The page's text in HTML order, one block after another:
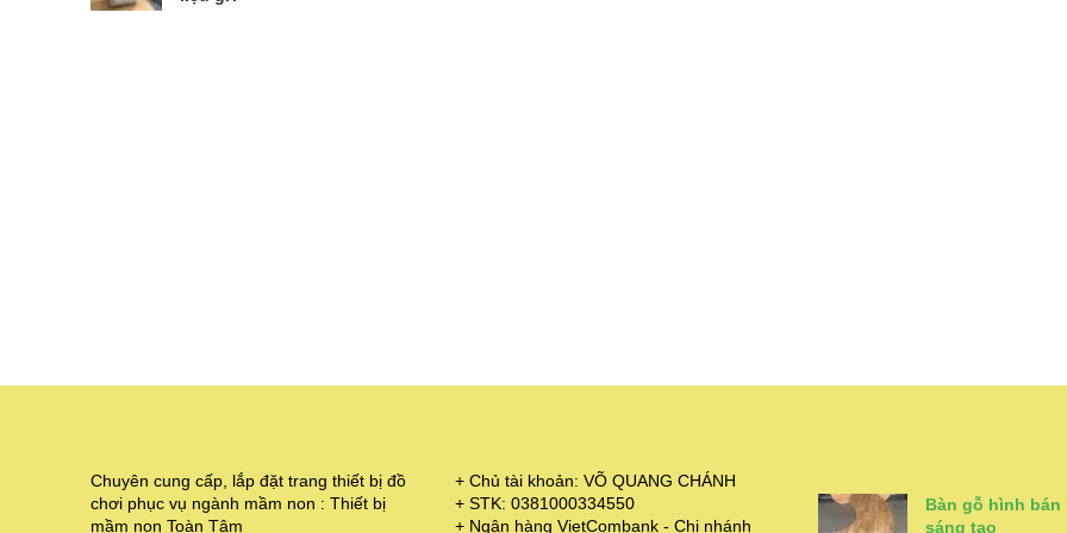
Chuyên cung cấp, lắp đặt trang thiết bị đồ
chơi phục vụ ngành mầm non : Thiết bị
mầm non Toàn Tâm
+ Chủ tài khoản: VÕ QUANG CHÁNH
+ STK: 0381000334550
+ Ngân hàng VietCombank - Chi nhánh
Bàn gỗ hình bán
sáng tạo